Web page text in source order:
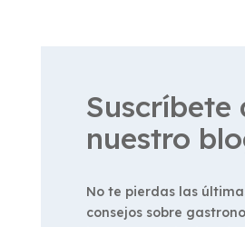
Suscríbete
nuestro
No te pierdas las
consejos sobre